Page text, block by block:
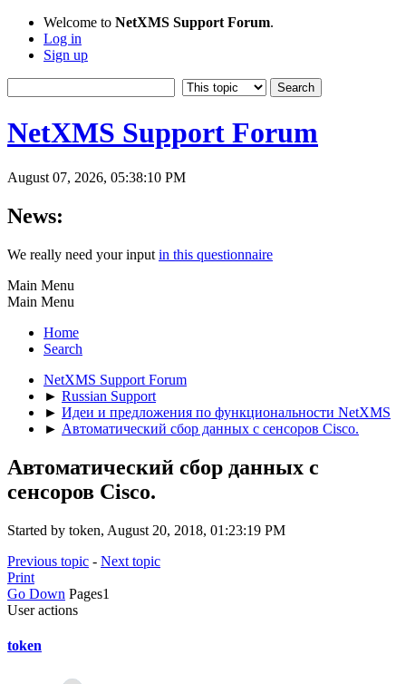
Welcome to NetXMS Support Forum.
Log in
Sign up
NetXMS Support Forum
August 07, 2026, 05:38:10 PM
News:
We really need your input in this questionnaire
Main Menu
Main Menu
Home
Search
NetXMS Support Forum
► Russian Support
► Идеи и предложения по функциональности NetXMS
► Автоматический сбор данных с сенсоров Cisco.
Автоматический сбор данных с
сенсоров Cisco.
Started by token, August 20, 2018, 01:23:19 PM
Previous topic - Next topic
Print
Go Down Pages1
User actions
token